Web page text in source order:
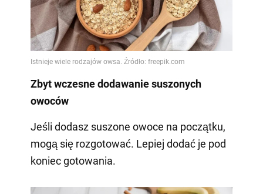
Zbyt wczesne dodawanie suszonych
owoców
Jeśli dodasz suszone owoce na początku,
mogą się rozgotować. Lepiej dodać je pod
koniec gotowania.